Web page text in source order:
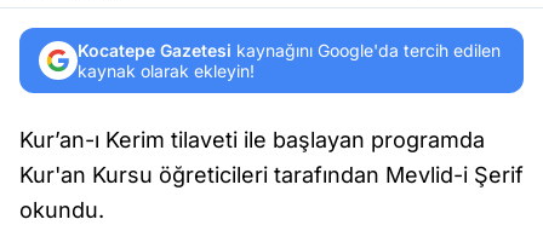
Kocatepe Gazetesi kaynağını Google'da tercih edilen
kaynak olarak ekleyin!
Kur’an-ı Kerim tilaveti ile başlayan programda
Kur'an Kursu öğreticileri tarafından Mevlid-i Şerif
okundu.